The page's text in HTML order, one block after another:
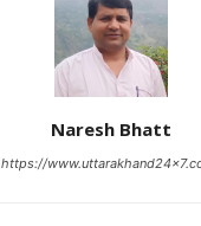
Naresh Bhatt
https://